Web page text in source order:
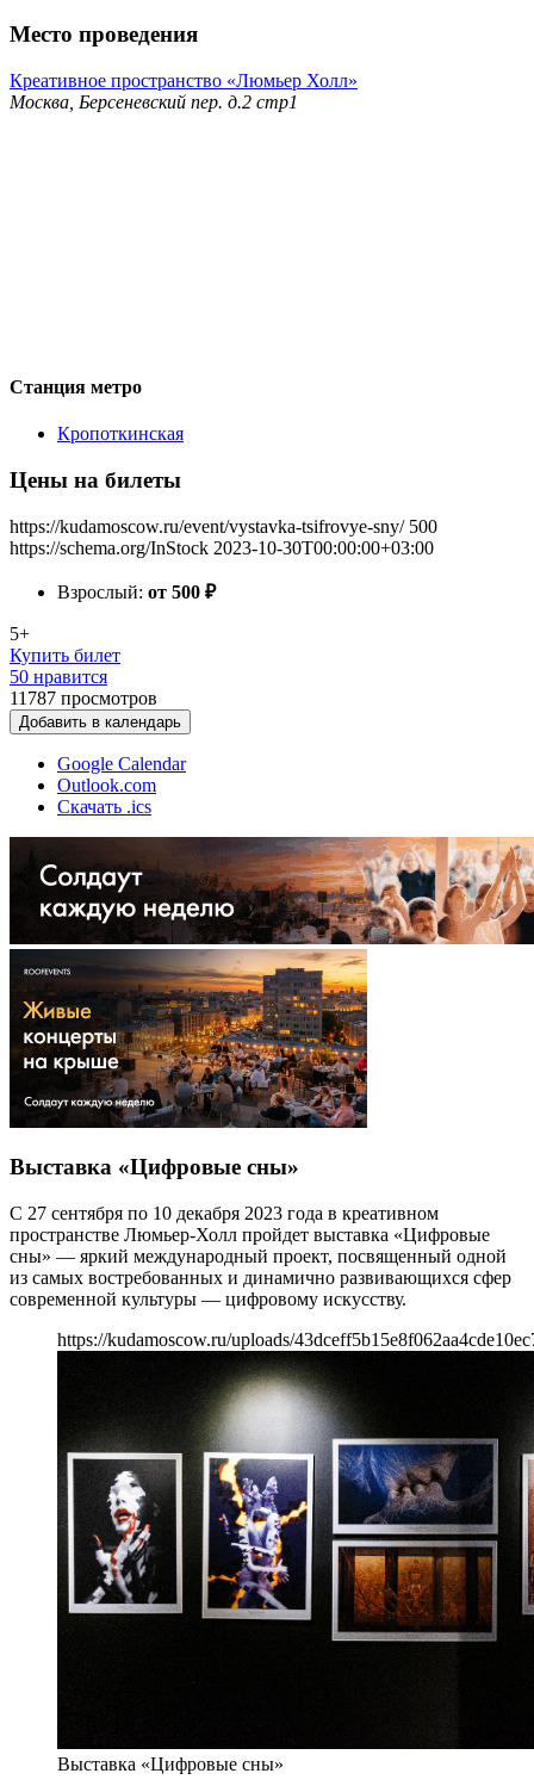
Место проведения
Креативное пространство «Люмьер Холл»
Москва, Берсеневский пер. д.2 стр1
Станция метро
Кропоткинская
Цены на билеты
https://kudamoscow.ru/event/vystavka-tsifrovye-sny/ 500
https://schema.org/InStock 2023-10-30T00:00:00+03:00
Взрослый: от 500 ₽
5+
Купить билет
50 нравится
11787 просмотров
Добавить в календарь
Google Calendar
Outlook.com
Скачать .ics
Выставка «Цифровые сны»
С 27 сентября по 10 декабря 2023 года в креативном
пространстве Люмьер-Холл пройдет выставка «Цифровые
сны» — яркий международный проект, посвященный одной
из самых востребованных и динамично развивающихся сфер
современной культуры — цифровому искусству.
https://kudamoscow.ru/uploads/
Выставка «Цифровые сны»